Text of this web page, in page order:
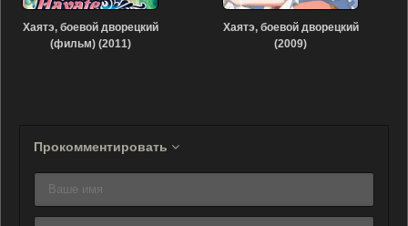
Хаятэ, боевой дворецкий
(фильм) (2011)
Хаятэ, боевой дворецкий
(2009)
Прокомментировать